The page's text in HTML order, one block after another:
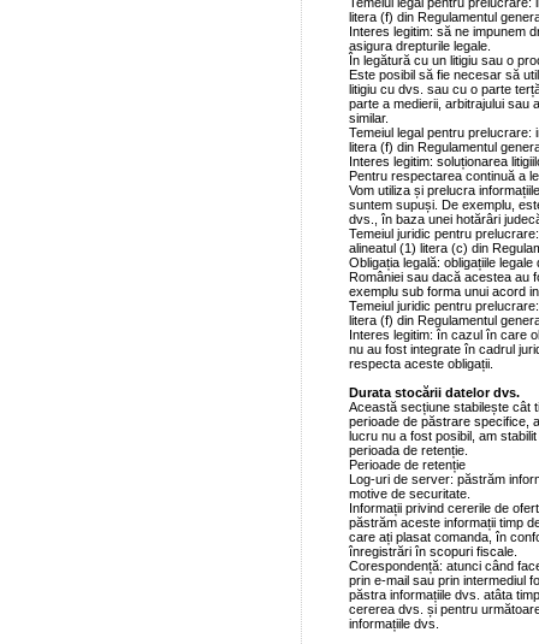
litera (f) din Regulamentul
Interes legitim: să ne impunem
asigura drepturile legale.
În legătură cu un litigiu sau o
Este posibil să fie necesar să
litigiu cu dvs. sau cu o parte
parte a medierii, arbitrajului sau
similar.
Temeiul legal pentru prelucrare:
litera (f) din Regulamentul
Interes legitim: soluționarea
Pentru respectarea continuă a
Vom utiliza și prelucra
suntem supuși. De exemplu,
dvs., în baza unei hotărâri
Temeiul juridic pentru
alineatul (1) litera (c) din
Obligația legală: obligațiile
României sau dacă acestea au
exemplu sub forma unui acord
Temeiul juridic pentru
litera (f) din Regulamentul
Interes legitim: în cazul în care
nu au fost integrate în cadrul
respecta aceste obligații.
Durata stocării datelor dvs.
Această secțiune stabilește cât
perioade de păstrare specifice,
lucru nu a fost posibil, am
perioada de retenție.
Perioade de retenție
Log-uri de server: păstrăm
motive de securitate.
Informații privind cererile de
păstrăm aceste informații timp
care ați plasat comanda, în
înregistrări în scopuri fiscale.
Corespondență: atunci când
prin e-mail sau prin intermediul
păstra informațiile dvs. atâta
cererea dvs. și pentru
informațiile dvs.